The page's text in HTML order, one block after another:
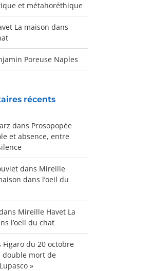
et métahoréthique
La maison dans
Poreuse Naples
récents
dans Prosopopée
et absence, entre
dans Mireille
dans l’oeil du
Mireille Havet La
l’oeil du chat
Figaro du 20 octobre
double mort de
»